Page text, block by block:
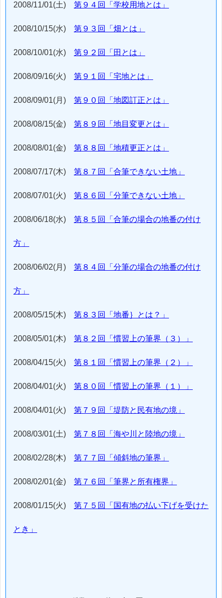
2008/11/01(土) 第９４回「学校用地とは」
2008/10/15(水) 第９３回「畑とは」
2008/10/01(水) 第９２回「田とは」
2008/09/16(火) 第９１回「宅地とは」
2008/09/01(月) 第９０回「地図訂正とは」
2008/08/15(金) 第８９回「地目変更とは」
2008/08/01(金) 第８８回「地積更正とは」
2008/07/17(木) 第８７回「合筆できない土地」
2008/07/01(火) 第８６回「分筆できない土地」
2008/06/18(水) 第８５回「合筆の場合の地番の付け
方」
2008/06/02(月) 第８４回「分筆の場合の地番の付け
方」
2008/05/15(木) 第８３回「地番｝とは？」
2008/05/01(木) 第８２回「慣習上の筆界（３）」
2008/04/15(火) 第８１回「慣習上の筆界（２）」
2008/04/01(火) 第８０回「慣習上の筆界（１）」
2008/04/01(火) 第７９回「堤防と民有地の境」
2008/03/01(土) 第７８回「海や川と陸地の境」
2008/02/28(木) 第７７回「傾斜地の筆界」
2008/02/01(金) 第７６回「筆界と所有権界」
2008/01/15(火) 第７５回「国有地の払い下げを受けた
とき」